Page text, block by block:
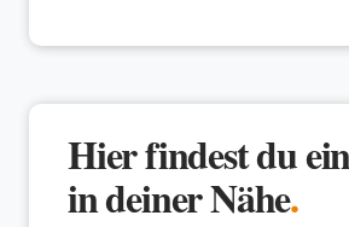
Hier findest du
in deiner Nähe.